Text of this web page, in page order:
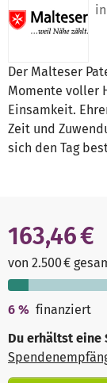
Der Malteser
Momente voller
Einsamkeit.
Zeit und
sich den Tag
163,46 €
von 2.500 €
6 % finanziert
Du erhältst eine